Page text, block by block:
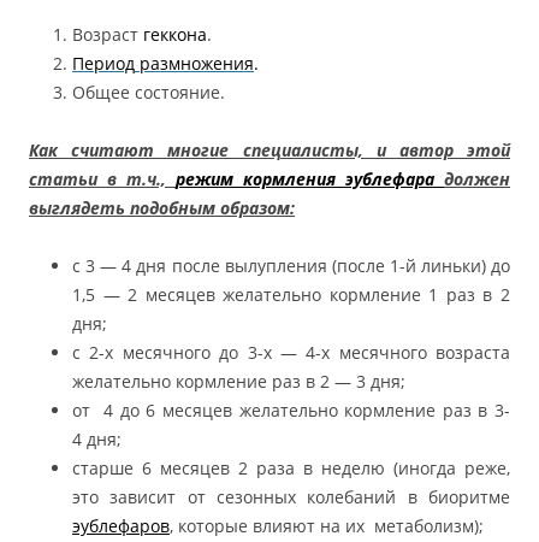
Возраст геккона.
Период размножения.
Общее состояние.
Как считают многие специалисты, и автор этой
статьи в т.ч., режим кормления эублефара должен
выглядеть подобным образом:
с 3 — 4 дня после вылупления (после 1-й линьки) до
1,5 — 2 месяцев желательно кормление 1 раз в 2
дня;
с 2-х месячного до 3-х — 4-х месячного возраста
желательно кормление раз в 2 — 3 дня;
от 4 до 6 месяцев желательно кормление раз в 3-
4 дня;
старше 6 месяцев 2 раза в неделю (иногда реже,
это зависит от сезонных колебаний в биоритме
эублефаров, которые влияют на их метаболизм);